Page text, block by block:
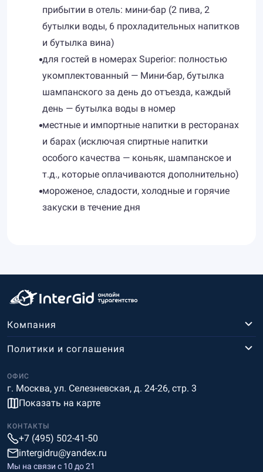
прибытии в отель: мини-бар (2 пива, 2
бутылки воды, 6 прохладительных напитков
и бутылка вина)
для гостей в номерах Superior: полностью
укомплектованный — Мини-бар, бутылка
шампанского за день до отъезда, каждый
день — бутылка воды в номер
местные и импортные напитки в ресторанах
и барах (исключая спиртные напитки
особого качества — коньяк, шампанское и
т.д., которые оплачиваются дополнительно)
мороженое, сладости, холодные и горячие
закуски в течение дня
Компания
ОФИС
г. Москва, ул. Селезневская, д. 24-26, стр. 3
Показать на карте
Политики и соглашения
КОНТАКТЫ
+7 (495) 502-41-50
intergidru@yandex.ru
Мы на связи c 10 до 21